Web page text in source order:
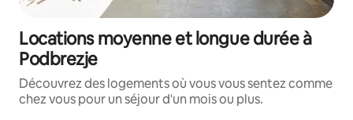
Locations moyenne et longue durée à
Podbrezje
Découvrez des logements où vous vous sentez comme
chez vous pour un séjour d'un mois ou plus.